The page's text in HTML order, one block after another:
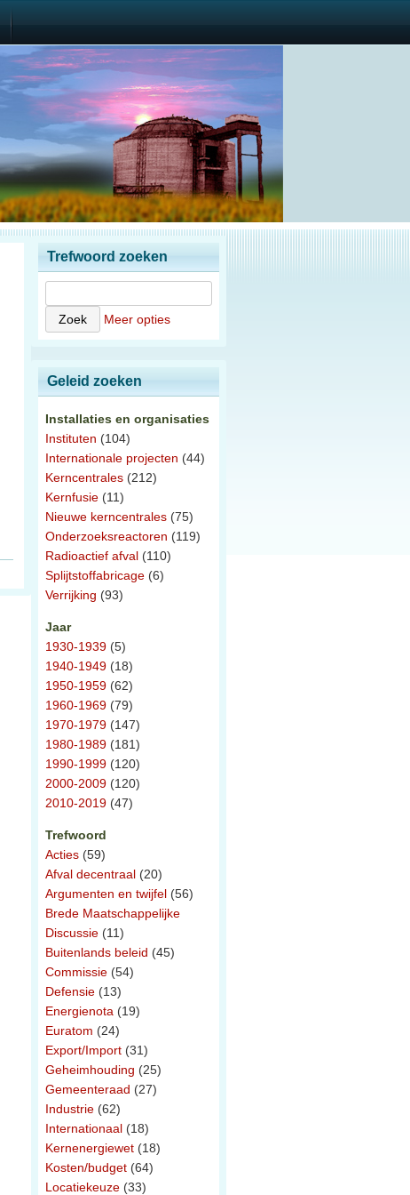
Trefwoord zoeken
Meer opties
Geleid zoeken
Installaties en organisaties
Instituten (104)
Internationale projecten (44)
Kerncentrales (212)
Kernfusie (11)
Nieuwe kerncentrales (75)
Onderzoeksreactoren (119)
Radioactief afval (110)
Splijtstoffabricage (6)
Verrijking (93)
Jaar
1930-1939 (5)
1940-1949 (18)
1950-1959 (62)
1960-1969 (79)
1970-1979 (147)
1980-1989 (181)
1990-1999 (120)
2000-2009 (120)
2010-2019 (47)
Trefwoord
Acties (59)
Afval decentraal (20)
Argumenten en twijfel (56)
Brede Maatschappelijke
Discussie (11)
Buitenlands beleid (45)
Commissie (54)
Defensie (13)
Energienota (19)
Euratom (24)
Export/Import (31)
Geheimhouding (25)
Gemeenteraad (27)
Industrie (62)
Internationaal (18)
Kernenergiewet (18)
Kosten/budget (64)
Locatiekeuze (33)